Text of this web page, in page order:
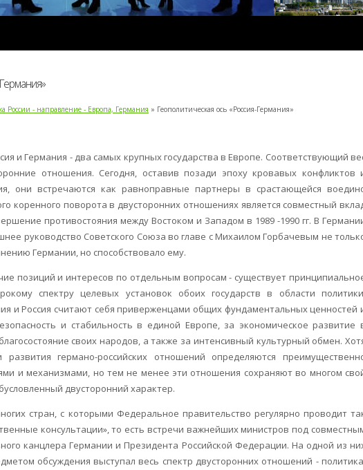
России - направление - Европа, Германия » Геополитическая ось «Россия-Германия»
и Германия - два самых крупных государства в Европе. Соответствующий
отношения. Сегодня, оставив позади эпоху кровавых конфликтов
они встречаются как равноправные партнеры в срастающейся
коренного поворота в двусторонних отношениях является совместный
противостояния между Востоком и Западом в 1989 -1990 гг. В
руководство Советского Союза во главе с Михаилом Горбачевым не
Германии, но способствовало ему.
позиций и интересов по отдельным вопросам - существует
спектру целевых установок обоих государств в области
и Россия считают себя приверженцами общих фундаментальных ценностей
и стабильность в единой Европе, за экономическое развитие
своих народов, а также за интенсивный культурный обмен.
германо-российских отношений определяются
и механизмами, но тем не менее эти отношения сохраняют во многом
двусторонний характер.
стран, с которыми Федеральное правительство регулярно проводит
консультации», то есть встречи важнейших министров под
канцлера Германии и Президента Российской Федерации. На одной из
обсуждения выступал весь спектр двусторонних отношений -